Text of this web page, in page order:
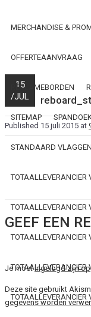
MERCHANDISE &
OFFERTEAANVRAAG
RECLAMEBORDEN
SITEMAP
STANDAARD VLAGGEN
TOTAALLEVERANCIER
TOTAALLEVERANCIER
TOTAALLEVERANCIER
TOTAALLEVERANCIER
TOTAALLEVERANCIER
15
/JUL
Published 15 juli 2015 at
GEEF EEN
Je moetingelogd zijn op
Deze site gebruikt
gegevens worden